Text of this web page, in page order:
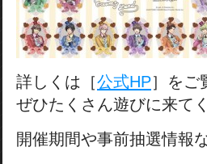
詳しくは［公式HP］をご
ぜひたくさん遊びに来て
開催期間や事前抽選情報